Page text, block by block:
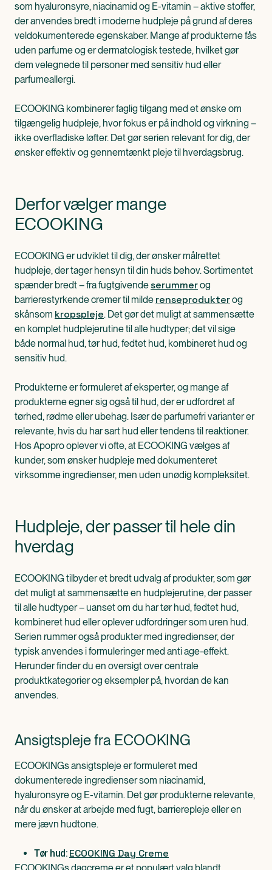
som hyaluronsyre, niacinamid og E-vitamin – aktive stoffer,
der anvendes bredt i moderne hudpleje på grund af deres
veldokumenterede egenskaber. Mange af produkterne fås
uden parfume og er dermatologisk testede, hvilket gør
dem velegnede til personer med sensitiv hud eller
parfumeallergi.
ECOOKING kombinerer faglig tilgang med et ønske om
tilgængelig hudpleje, hvor fokus er på indhold og virkning –
ikke overfladiske løfter. Det gør serien relevant for dig, der
ønsker effektiv og gennemtænkt pleje til hverdagsbrug.
Derfor vælger mange
ECOOKING
ECOOKING er udviklet til dig, der ønsker målrettet
hudpleje, der tager hensyn til din huds behov. Sortimentet
spænder bredt – fra fugtgivendeserummerog
barrierestyrkende cremer til milde renseprodukterog
skånsom kropspleje. Det gør det muligt at sammensætte
en komplet hudplejerutine til alle hudtyper; det vil sige
både normal hud, tør hud, fedtet hud, kombineret hud og
sensitiv hud.
Produkterne er formuleret af eksperter, og mange af
produkterne egner sig også til hud, der er udfordret af
tørhed, rødme eller ubehag. Især de parfumefri varianter er
relevante, hvis du har sart hud eller tendens til reaktioner.
Hos Apopro oplever vi ofte, at ECOOKING vælges af
kunder, som ønsker hudpleje med dokumenteret
virksomme ingredienser, men uden unødig kompleksitet.
Hudpleje, der passer til hele din
hverdag
ECOOKING tilbyder et bredt udvalg af produkter, som gør
det muligt at sammensætte en hudplejerutine, der passer
til alle hudtyper – uanset om du har tør hud, fedtet hud,
kombineret hud eller oplever udfordringer som uren hud.
Serien rummer også produkter med ingredienser, der
typisk anvendes i formuleringer med anti age-effekt.
Herunder finder du en oversigt over centrale
produktkategorier og eksempler på, hvordan de kan
anvendes.
Ansigtspleje fra ECOOKING
ECOOKINGs ansigtspleje er formuleret med
dokumenterede ingredienser som niacinamid,
hyaluronsyre og E-vitamin. Det gør produkterne relevante,
når du ønsker at arbejde med fugt, barrierepleje eller en
mere jævn hudtone.
Tør hud: ECOOKING Day Creme